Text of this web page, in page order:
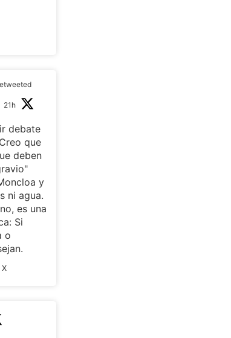
21h
debate
que
deben
y
ni agua.
es una
Si
o
X